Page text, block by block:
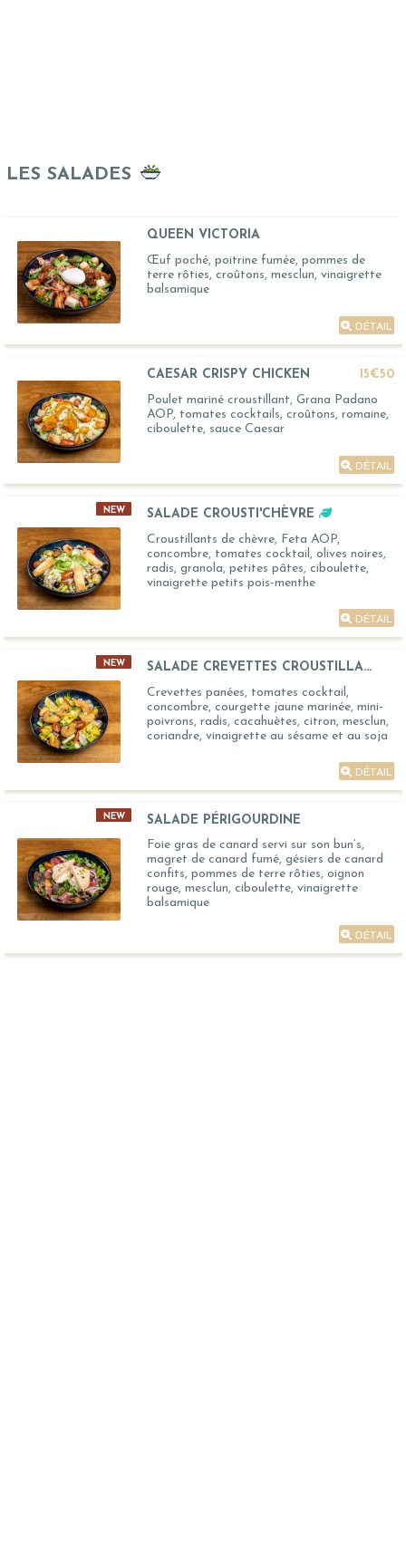
LES SALADES
QUEEN VICTORIA
Œuf poché, poitrine fumée, pommes de
terre rôties, croûtons, mesclun, vinaigrette
balsamique
DÉTAIL
CAESAR CRISPY CHICKEN
15€50
Poulet mariné croustillant, Grana Padano
AOP, tomates cocktails, croûtons, romaine,
ciboulette, sauce Caesar
DÉTAIL
NEW
SALADE CROUSTI'CHÈVRE
Croustillants de chèvre, Feta AOP,
concombre, tomates cocktail, olives noires,
radis, granola, petites pâtes, ciboulette,
vinaigrette petits pois-menthe
DÉTAIL
NEW
SALADE CREVETTES CROUSTILLA...
Crevettes panées, tomates cocktail,
concombre, courgette jaune marinée, mini-
poivrons, radis, cacahuètes, citron, mesclun,
coriandre, vinaigrette au sésame et au soja
DÉTAIL
NEW
SALADE PÉRIGOURDINE
Foie gras de canard servi sur son bun’s,
magret de canard fumé, gésiers de canard
confits, pommes de terre rôties, oignon
rouge, mesclun, ciboulette, vinaigrette
balsamique
DÉTAIL